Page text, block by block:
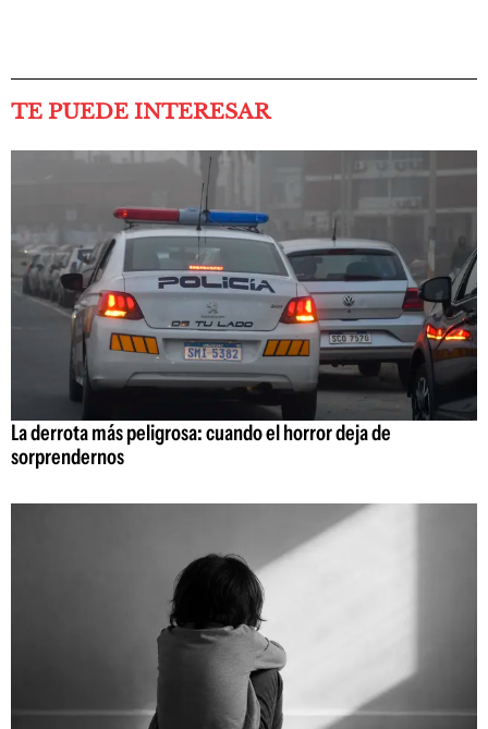
TE PUEDE INTERESAR
La derrota más peligrosa: cuando el horror deja de
sorprendernos